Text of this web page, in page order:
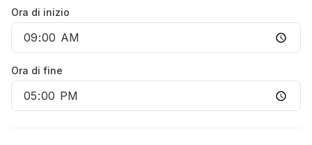
Ora di inizio
Ora di fine